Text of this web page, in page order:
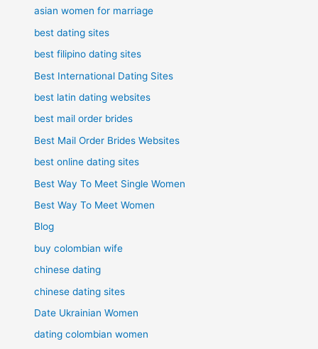
asian women for marriage
best dating sites
best filipino dating sites
Best International Dating Sites
best latin dating websites
best mail order brides
Best Mail Order Brides Websites
best online dating sites
Best Way To Meet Single Women
Best Way To Meet Women
Blog
buy colombian wife
chinese dating
chinese dating sites
Date Ukrainian Women
dating colombian women